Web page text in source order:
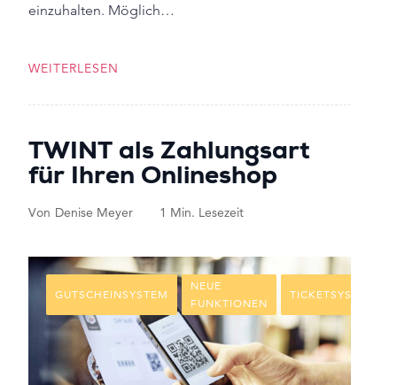
einzuhalten. Möglich…
WEITERLESEN
TWINT als Zahlungsart
für Ihren Onlineshop
Von Denise Meyer 1 Min. Lesezeit
GUTSCHEINSYSTEM
NEUE
FUNKTIONEN
TICKETSYSTEM